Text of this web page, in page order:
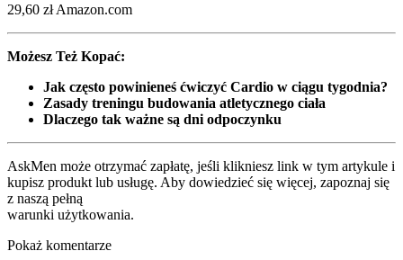
29,60 zł Amazon.com
Możesz Też Kopać:
Jak często powinieneś ćwiczyć Cardio w ciągu tygodnia?
Zasady treningu budowania atletycznego ciała
Dlaczego tak ważne są dni odpoczynku
AskMen może otrzymać zapłatę, jeśli klikniesz link w tym artykule i
kupisz produkt lub usługę. Aby dowiedzieć się więcej, zapoznaj się
z naszą pełną
warunki użytkowania.
Pokaż komentarze